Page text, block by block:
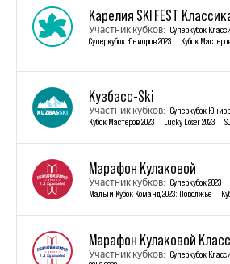
Карелия SKI FEST
Участник кубков: Суперкубок
Суперкубок Юниоров 2023
Кубок
Кузбасс-Ski
Участник кубков: Суперкубок
Кубок Мастеров 2023
Lucky Loser 2023
Марафон Кулаковой
Участник кубков: Суперкубок 2023
Малый Кубок Команд 2023: Поволжье
Марафон Кулаковой
Участник кубков: Суперкубок